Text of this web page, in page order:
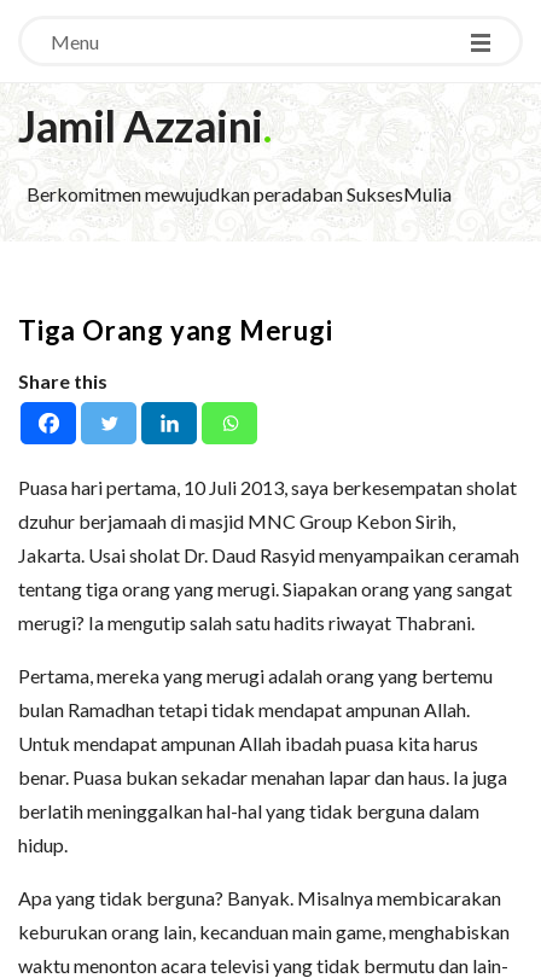
Menu
Jamil Azzaini.
Berkomitmen mewujudkan peradaban SuksesMulia
Tiga Orang yang Merugi
Share this
Puasa hari pertama, 10 Juli 2013, saya berkesempatan sholat
dzuhur berjamaah di masjid MNC Group Kebon Sirih,
Jakarta. Usai sholat Dr. Daud Rasyid menyampaikan ceramah
tentang tiga orang yang merugi. Siapakan orang yang sangat
merugi? Ia mengutip salah satu hadits riwayat Thabrani.
Pertama, mereka yang merugi adalah orang yang bertemu
bulan Ramadhan tetapi tidak mendapat ampunan Allah.
Untuk mendapat ampunan Allah ibadah puasa kita harus
benar. Puasa bukan sekadar menahan lapar dan haus. Ia juga
berlatih meninggalkan hal-hal yang tidak berguna dalam
hidup.
Apa yang tidak berguna? Banyak. Misalnya membicarakan
keburukan orang lain, kecanduan main game, menghabiskan
waktu menonton acara televisi yang tidak bermutu dan lain-